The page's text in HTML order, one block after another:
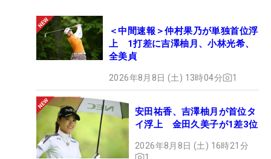
＜中間速報＞仲村果乃が単独首位浮
上 1打差に吉澤柚月、小林光希、
全美貞
2026年8月8日 (土) 13時04分 1
安田祐香、吉澤柚月が首位タ
イ浮上 金田久美子が1差3位
2026年8月8日 (土) 16時21分
1